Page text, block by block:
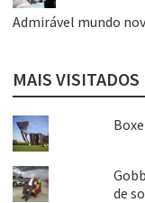
Admirável mundo
MAIS VISITADOS
de